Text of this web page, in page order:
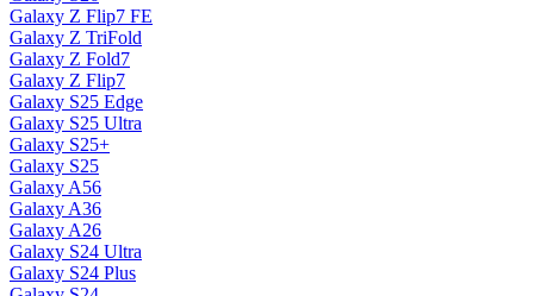
Galaxy Z Flip7 FE
Galaxy Z TriFold
Galaxy Z Fold7
Galaxy Z Flip7
Galaxy S25 Edge
Galaxy S25 Ultra
Galaxy S25+
Galaxy S25
Galaxy A56
Galaxy A36
Galaxy A26
Galaxy S24 Ultra
Galaxy S24 Plus